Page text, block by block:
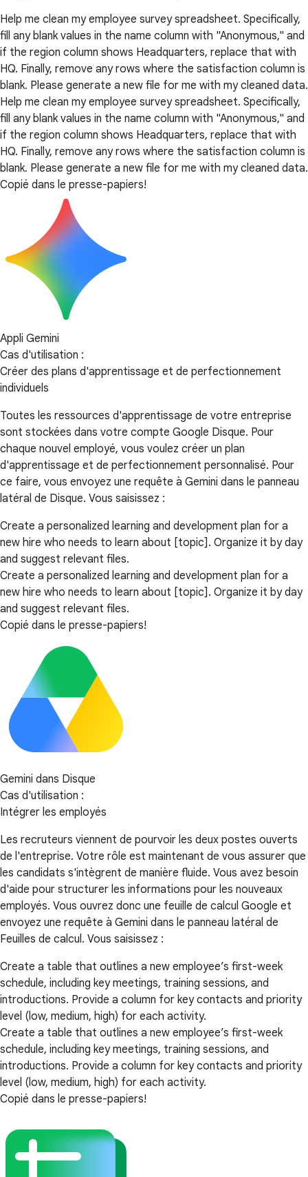
Help me clean my employee survey spreadsheet. Specifically,
fill any blank values in the name column with "Anonymous," and
if the region column shows Headquarters, replace that with
HQ. Finally, remove any rows where the satisfaction column is
blank. Please generate a new file for me with my cleaned data.
Help me clean my employee survey spreadsheet. Specifically,
fill any blank values in the name column with "Anonymous," and
if the region column shows Headquarters, replace that with
HQ. Finally, remove any rows where the satisfaction column is
blank. Please generate a new file for me with my cleaned data.
Copié dans le presse-papiers!
Appli Gemini
Cas d'utilisation :
Créer des plans d'apprentissage et de perfectionnement
individuels
Toutes les ressources d'apprentissage de votre entreprise
sont stockées dans votre compte Google Disque. Pour
chaque nouvel employé, vous voulez créer un plan
d'apprentissage et de perfectionnement personnalisé. Pour
ce faire, vous envoyez une requête à Gemini dans le panneau
latéral de Disque. Vous saisissez :
Create a personalized learning and development plan for a
new hire who needs to learn about [topic]. Organize it by day
and suggest relevant files.
Create a personalized learning and development plan for a
new hire who needs to learn about [topic]. Organize it by day
and suggest relevant files.
Copié dans le presse-papiers!
Gemini dans Disque
Cas d'utilisation :
Intégrer les employés
Les recruteurs viennent de pourvoir les deux postes ouverts
de l'entreprise. Votre rôle est maintenant de vous assurer que
les candidats s'intègrent de manière fluide. Vous avez besoin
d'aide pour structurer les informations pour les nouveaux
employés. Vous ouvrez donc une feuille de calcul Google et
envoyez une requête à Gemini dans le panneau latéral de
Feuilles de calcul. Vous saisissez :
Create a table that outlines a new employee’s first-week
schedule, including key meetings, training sessions, and
introductions. Provide a column for key contacts and priority
level (low, medium, high) for each activity.
Create a table that outlines a new employee’s first-week
schedule, including key meetings, training sessions, and
introductions. Provide a column for key contacts and priority
level (low, medium, high) for each activity.
Copié dans le presse-papiers!